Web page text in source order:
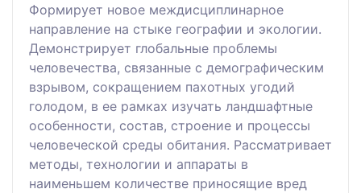
Формирует новое междисциплинарное
направление на стыке географии и экологии.
Демонстрирует глобальные проблемы
человечества, связанные с демографическим
взрывом, сокращением пахотных угодий
голодом, в ее рамках изучать ландшафтные
особенности, состав, строение и процессы
человеческой среды обитания. Рассматривает
методы, технологии и аппараты в
наименьшем количестве приносящие вред